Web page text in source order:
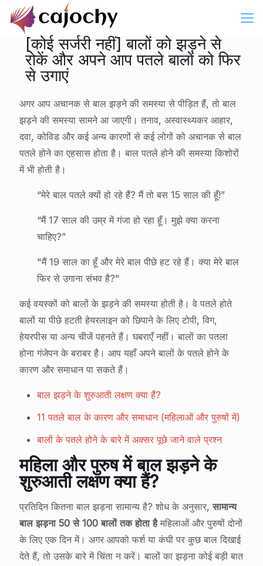
[कोई सर्जरी नहीं] बालों को झड़ने से
रोकें और अपने आप पतले बालों को फिर
से उगाएं
अगर आप अचानक से बाल झड़ने की समस्या से पीड़ित हैं, तो बाल
झड़ने की समस्या सामने आ जाएगी। तनाव, अस्वास्थ्यकर आहार,
दवा, कोविड और कई अन्य कारणों से कई लोगों को अचानक से बाल
पतले होने का एहसास होता है। बाल पतले होने की समस्या किशोरों
में भी होती है।
“मेरे बाल पतले क्यों हो रहे हैं? मैं तो बस 15 साल की हूँ!”
“मैं 17 साल की उम्र में गंजा हो रहा हूँ। मुझे क्या करना
चाहिए?”
"मैं 19 साल का हूँ और मेरे बाल पीछे हट रहे हैं। क्या मेरे बाल
फिर से उगाना संभव है?"
कई वयस्कों को बालों के झड़ने की समस्या होती है। वे पतले होते
बालों या पीछे हटती हेयरलाइन को छिपाने के लिए टोपी, विग,
हेयरपीस या अन्य चीजें पहनते हैं। घबराएँ नहीं। बालों का पतला
होना गंजेपन के बराबर है। आप यहाँ अपने बालों के पतले होने के
कारण और समाधान पा सकते हैं।
बाल झड़ने के शुरुआती लक्षण क्या हैं?
11 पतले बाल के कारण और समाधान (महिलाओं और पुरुषों में)
बालों के पतले होने के बारे में अक्सर पूछे जाने वाले प्रश्न
महिला और पुरुष में बाल झड़ने के
शुरुआती लक्षण क्या हैं?
प्रतिदिन कितना बाल झड़ना सामान्य है? शोध के अनुसार, सामान्य
बाल झड़ना 50 से 100 बालों तक होता हैमहिलाओं और पुरुषों दोनों
के लिए एक दिन में। अगर आपको फर्श या कंघी पर कुछ बाल दिखाई
देते हैं, तो उसके बारे में चिंता न करें। बालों का झड़ना कोई बड़ी बात